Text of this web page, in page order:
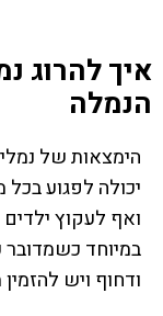
איך להרוג
הנמלה
הימצאות של
יכולה לפגוע
ואף לעקוץ ילדים
במיוחד כשמדובר
ודחוף ויש